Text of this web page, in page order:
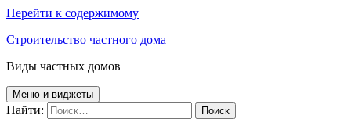
Перейти к содержимому
Строительство частного дома
Виды частных домов
Меню и виджеты
Найти: